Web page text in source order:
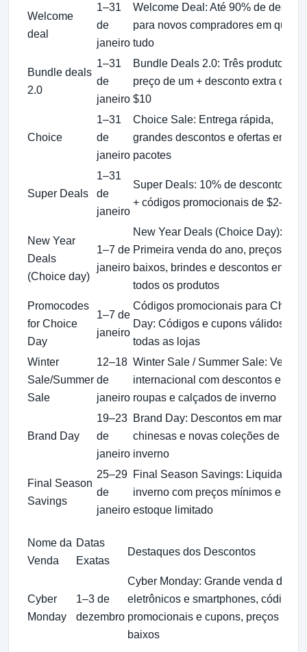
Welcome
deal
1–31
de
janeiro
Welcome Deal: Até 90% de
para novos compradores em quase
tudo
Bundle deals
2.0
1–31
de
janeiro
Bundle Deals 2.0: Três produtos
preço de um + desconto extra de
$10
Choice
1–31
de
janeiro
Choice Sale: Entrega rápida,
grandes descontos e ofertas em
pacotes
Super Deals
1–31
de
janeiro
Super Deals: 10% de desconto
+ códigos promocionais de $2–$60
New Year
Deals
(Choice day)
1–7 de
janeiro
New Year Deals (Choice Day):
Primeira venda do ano, preços
baixos, brindes e descontos em
todos os produtos
Promocodes
for Choice
Day
1–7 de
janeiro
Códigos promocionais para Choice
Day: Códigos e cupons válidos em
todas as lojas
Winter
Sale/Summer
Sale
12–18
de
janeiro
Winter Sale / Summer Sale: Venda
internacional com descontos em
roupas e calçados de inverno
Brand Day
19–23
de
janeiro
Brand Day: Descontos em marcas
chinesas e novas coleções de
inverno
Final Season
Savings
25–29
de
janeiro
Final Season Savings: Liquidação
inverno com preços mínimos e
estoque limitado
Nome da
Venda
Datas
Exatas
Destaques dos Descontos
Cyber
Monday
1–3 de
dezembro
Cyber Monday: Grande venda de
eletrônicos e smartphones, códigos
promocionais e cupons, preços
baixos